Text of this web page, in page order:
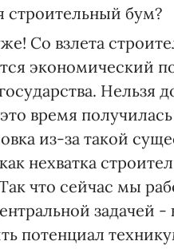
строительный бум?
Со взлета
экономический
Нельзя
время получилась
из-за такой
нехватка
что сейчас мы
задачей -
потенциал